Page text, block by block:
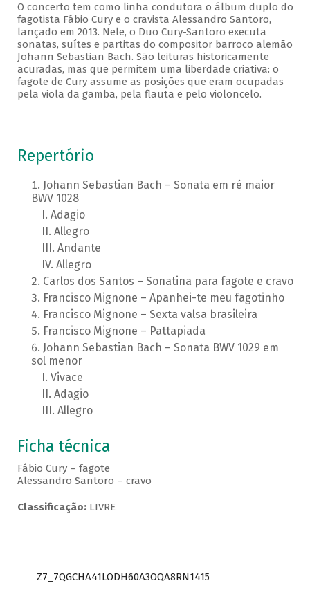
O concerto tem como linha condutora o álbum duplo do
fagotista Fábio Cury e o cravista Alessandro Santoro,
lançado em 2013. Nele, o Duo Cury-Santoro executa
sonatas, suítes e partitas do compositor barroco alemão
Johann Sebastian Bach. São leituras historicamente
acuradas, mas que permitem uma liberdade criativa: o
fagote de Cury assume as posições que eram ocupadas
pela viola da gamba, pela flauta e pelo violoncelo.
Repertório
Johann Sebastian Bach – Sonata em ré maior
BWV 1028
Adagio
Allegro
Andante
Allegro
Carlos dos Santos – Sonatina para fagote e cravo
Francisco Mignone – Apanhei-te meu fagotinho
Francisco Mignone – Sexta valsa brasileira
Francisco Mignone – Pattapiada
Johann Sebastian Bach – Sonata BWV 1029 em
sol menor
Vivace
Adagio
Allegro
Ficha técnica
Fábio Cury – fagote
Alessandro Santoro – cravo
Classificação:LIVRE
Z7_7QGCHA41LODH60A3OQA8RN1415